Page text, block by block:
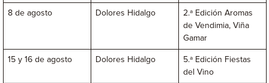
8 de agosto Dolores Hidalgo
2.ª Edición Aromas
de Vendimia, Viña
Gamar
15 y 16 de agosto Dolores Hidalgo
5.ª Edición Fiestas
del Vino